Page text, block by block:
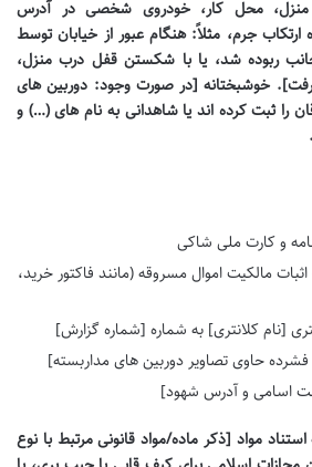
منزل، محل کار، خودروی شخصی در آدرس
جرم، مثلاً: هنگام عبور از خیابان توسط
ربوده شد، یا با شکستن قفل درب منزل،
خوشبختانه [در صورت وجود: دوربین های
را ثبت کرده اند یا شاهدانی به نام های (…) و
و کارت ملی شاکی
مالکیت اموال مسروقه (مانند فاکتور خرید،
[نام کلانتری] به شماره [شماره گزارش]
حاوی تصاویر دوربین های مداربسته]
اسامی و آدرس شهود]
مواد [ذکر ماده/مواد قانونی مرتبط با نوع